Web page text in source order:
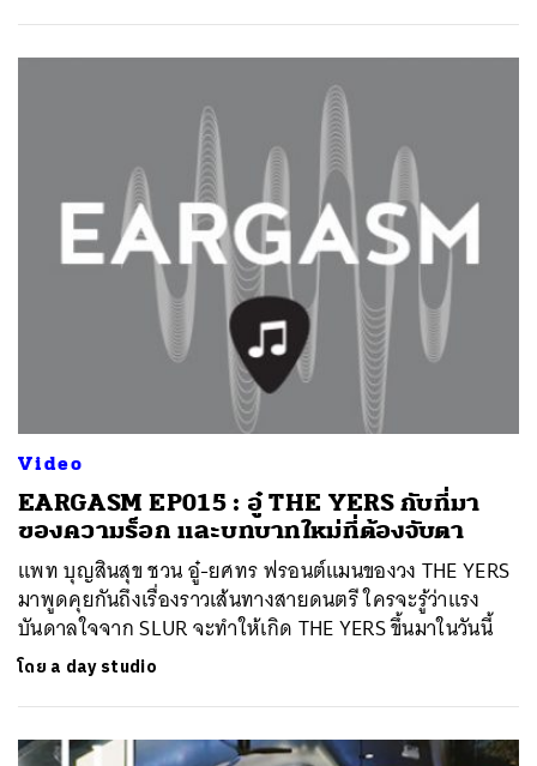
Video
EARGASM EP015 : อู๋ THE YERS กับที่มา
ของความร็อก และบทบาทใหม่ที่ต้องจับตา
แพท บุญสินสุข ชวน อู๋-ยศทร ฟรอนต์แมนของวง THE YERS
มาพูดคุยกันถึงเรื่องราวเส้นทางสายดนตรี ใครจะรู้ว่าแรง
บันดาลใจจาก SLUR จะทำให้เกิด THE YERS ขึ้นมาในวันนี้
โดย a day studio